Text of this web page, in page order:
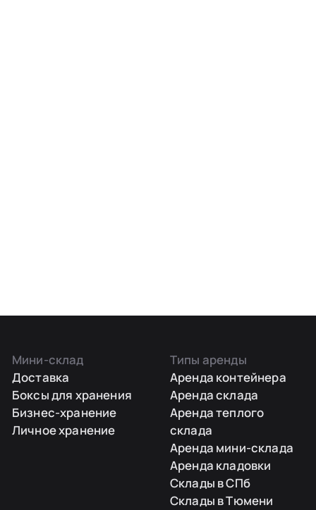
Мини-склад
Доставка
Боксы для хранения
Бизнес-хранение
Личное хранение
Типы аренды
Аренда контейнера
Аренда склада
Аренда теплого
склада
Аренда мини-склада
Аренда кладовки
Склады в СПб
Склады в Тюмени